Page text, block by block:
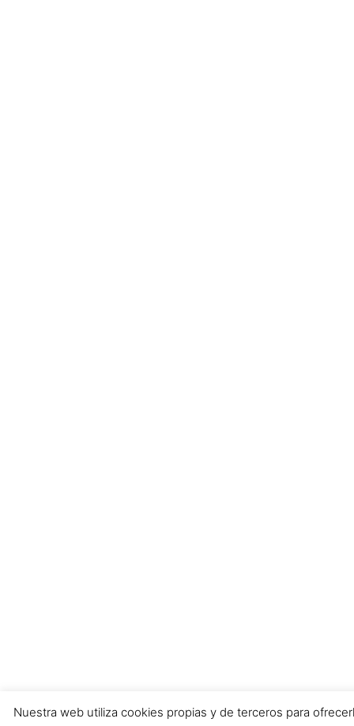
Nuestra web utiliza cookies propias y de terceros para